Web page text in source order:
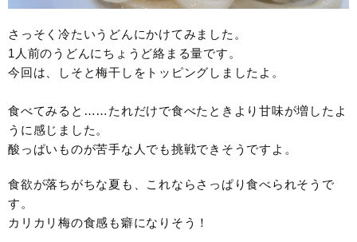
さっそく冷たいうどんにかけてみました。
1人前のうどんにちょうど絡まる量です。
今回は、しそと梅干しをトッピングしましたよ。
食べてみると……たれだけで食べたときより甘味が増したよ
うに感じました。
酸っぱいものが苦手な人でも挑戦できそうですよ。
食欲が落ちがちな夏も、これならさっぱり食べられそうで
す。
カリカリ梅の食感も癖になりそう！